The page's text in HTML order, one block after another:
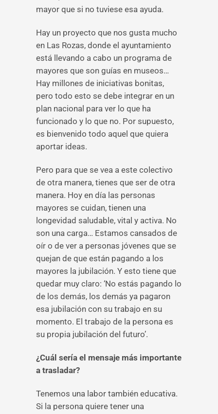
mayor que si no tuviese esa ayuda.
Hay un proyecto que nos gusta mucho
en Las Rozas, donde el ayuntamiento
está llevando a cabo un programa de
mayores que son guías en museos…
Hay millones de iniciativas bonitas,
pero todo esto se debe integrar en un
plan nacional para ver lo que ha
funcionado y lo que no. Por supuesto,
es bienvenido todo aquel que quiera
aportar ideas.
Pero para que se vea a este colectivo
de otra manera, tienes que ser de otra
manera. Hoy en día las personas
mayores se cuidan, tienen una
longevidad saludable, vital y activa. No
son una carga… Estamos cansados de
oír o de ver a personas jóvenes que se
quejan de que están pagando a los
mayores la jubilación. Y esto tiene que
quedar muy claro: ‘No estás pagando lo
de los demás, los demás ya pagaron
esa jubilación con su trabajo en su
momento. El trabajo de la persona es
su propia jubilación del futuro’.
¿Cuál sería el mensaje más importante
a trasladar?
Tenemos una labor también educativa.
Si la persona quiere tener una